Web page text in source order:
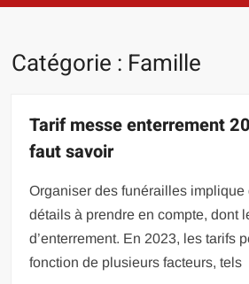
Catégorie : Famille
Tarif messe enterrement
faut savoir
Organiser des funérailles implique
détails à prendre en compte, dont
d’enterrement. En 2023, les tarifs
fonction de plusieurs facteurs, tels